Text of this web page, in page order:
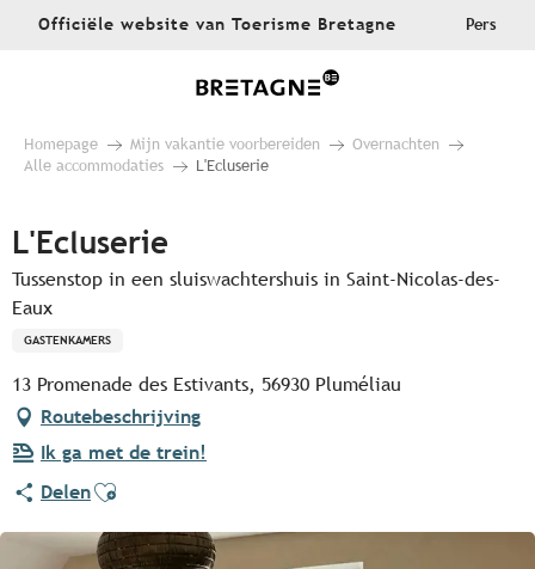
AllerOfficiële website van Toerisme Bretagne Pers
Homepage Mijn vakantie voorbereiden
Overnachten
Alle accommodaties
L'Ecluserie
L'Ecluserie
Tussenstop in een sluiswachtershuis in Saint-Nicolas-des-
Eaux
GASTENKAMERS
13 Promenade des Estivants, 56930 Pluméliau
Routebeschrijving
Ik ga met de trein!
DelenAjouter aux favoris